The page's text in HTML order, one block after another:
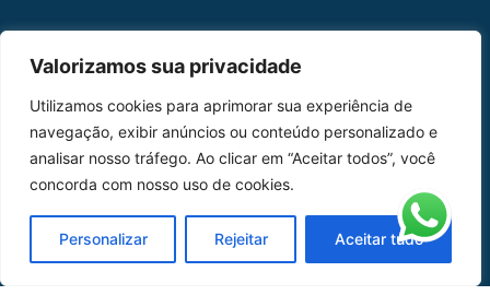
Valorizamos sua privacidade
Utilizamos cookies para aprimorar sua experiência de
navegação, exibir anúncios ou conteúdo personalizado e
analisar nosso tráfego. Ao clicar em “Aceitar todos”, você
concorda com nosso uso de cookies.
Personalizar Rejeitar Aceitar tudo
Peças
Catálogo de Aplicações
Oficina de Mangueiras